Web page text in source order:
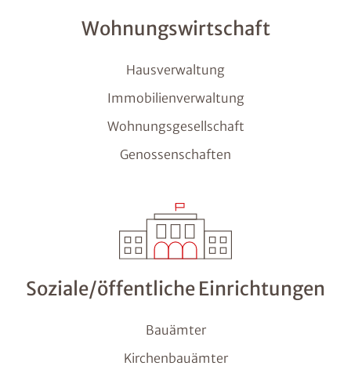
Wohnungswirtschaft
Hausverwaltung
Immobilienverwaltung
Wohnungsgesellschaft
Genossenschaften
Soziale/öffentliche Einrichtungen
Bauämter
Kirchenbauämter